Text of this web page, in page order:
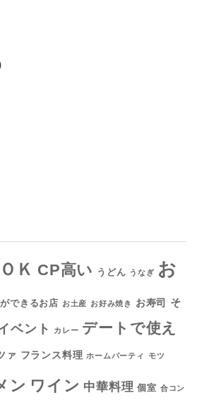
Ｋ CP高い うどん うなぎ お
できるお店 お土産 お好み焼き お寿司 そ
ベント カレー デートで使え
ァ フランス料理 ホームパーティ モツ
ン ワイン 中華料理 個室 合コン